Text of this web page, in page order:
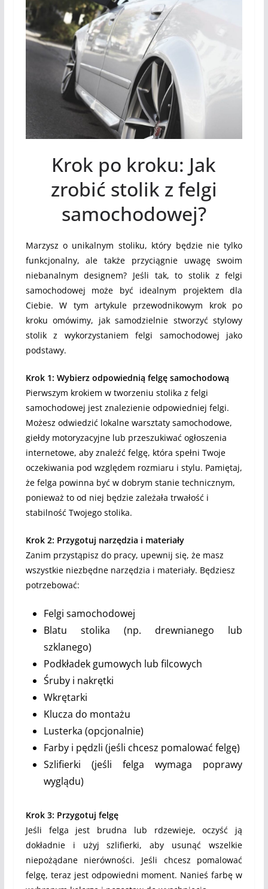
Krok po kroku: Jak
zrobić stolik z felgi
samochodowej?
Marzysz o unikalnym stoliku, który będzie nie tylko
funkcjonalny, ale także przyciągnie uwagę swoim
niebanalnym designem? Jeśli tak, to stolik z felgi
samochodowej może być idealnym projektem dla
Ciebie. W tym artykule przewodnikowym krok po
kroku omówimy, jak samodzielnie stworzyć stylowy
stolik z wykorzystaniem felgi samochodowej jako
podstawy.
Krok 1: Wybierz odpowiednią felgę samochodową
Pierwszym krokiem w tworzeniu stolika z felgi
samochodowej jest znalezienie odpowiedniej felgi.
Możesz odwiedzić lokalne warsztaty samochodowe,
giełdy motoryzacyjne lub przeszukiwać ogłoszenia
internetowe, aby znaleźć felgę, która spełni Twoje
oczekiwania pod względem rozmiaru i stylu. Pamiętaj,
że felga powinna być w dobrym stanie technicznym,
ponieważ to od niej będzie zależała trwałość i
stabilność Twojego stolika.
Krok 2: Przygotuj narzędzia i materiały
Zanim przystąpisz do pracy, upewnij się, że masz
wszystkie niezbędne narzędzia i materiały. Będziesz
potrzebować:
Felgi samochodowej
Blatu stolika (np. drewnianego lub
szklanego)
Podkładek gumowych lub filcowych
Śruby i nakrętki
Wkrętarki
Klucza do montażu
Lusterka (opcjonalnie)
Farby i pędzli (jeśli chcesz pomalować felgę)
Szlifierki (jeśli felga wymaga poprawy
wyglądu)
Krok 3: Przygotuj felgę
Jeśli felga jest brudna lub rdzewieje, oczyść ją
dokładnie i użyj szlifierki, aby usunąć wszelkie
niepożądane nierówności. Jeśli chcesz pomalować
felgę, teraz jest odpowiedni moment. Nanieś farbę w